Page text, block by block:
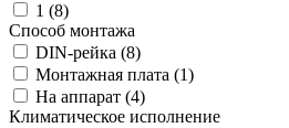
1 (8)
Способ монтажа
DIN-рейка (8)
Монтажная плата (1)
На аппарат (4)
Климатическое исполнение